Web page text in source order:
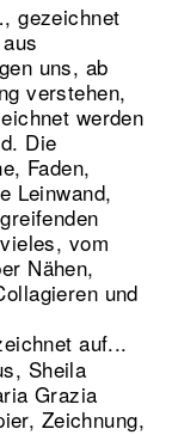
gezeichnet
uns, ab
verstehen,
werden
Die
Faden,
Leinwand,
vom
Nähen,
und
auf...
Sheila
Grazia
Zeichnung,